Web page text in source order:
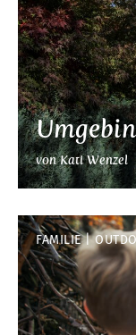
von Kati Wenzel
FAMILIE